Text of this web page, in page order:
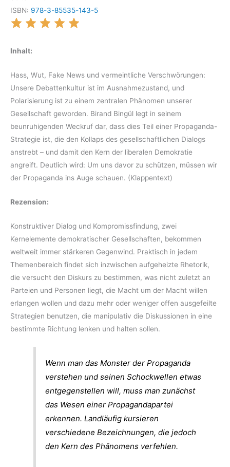
ISBN: 978-3-85535-143-5
Inhalt:
Hass, Wut, Fake News und vermeintliche Verschwörungen:
Unsere Debattenkultur ist im Ausnahmezustand, und
Polarisierung ist zu einem zentralen Phänomen unserer
Gesellschaft geworden. Birand Bingül legt in seinem
beunruhigenden Weckruf dar, dass dies Teil einer Propaganda-
Strategie ist, die den Kollaps des gesellschaftlichen Dialogs
anstrebt – und damit den Kern der liberalen Demokratie
angreift. Deutlich wird: Um uns davor zu schützen, müssen wir
der Propaganda ins Auge schauen. (Klappentext)
Rezension:
Konstruktiver Dialog und Kompromissfindung, zwei
Kernelemente demokratischer Gesellschaften, bekommen
weltweit immer stärkeren Gegenwind. Praktisch in jedem
Themenbereich findet sich inzwischen aufgeheizte Rhetorik,
die versucht den Diskurs zu bestimmen, was nicht zuletzt an
Parteien und Personen liegt, die Macht um der Macht willen
erlangen wollen und dazu mehr oder weniger offen ausgefeilte
Strategien benutzen, die manipulativ die Diskussionen in eine
bestimmte Richtung lenken und halten sollen.
Wenn man das Monster der Propaganda
verstehen und seinen Schockwellen etwas
entgegenstellen will, muss man zunächst
das Wesen einer Propagandapartei
erkennen. Landläufig kursieren
verschiedene Bezeichnungen, die jedoch
den Kern des Phänomens verfehlen.